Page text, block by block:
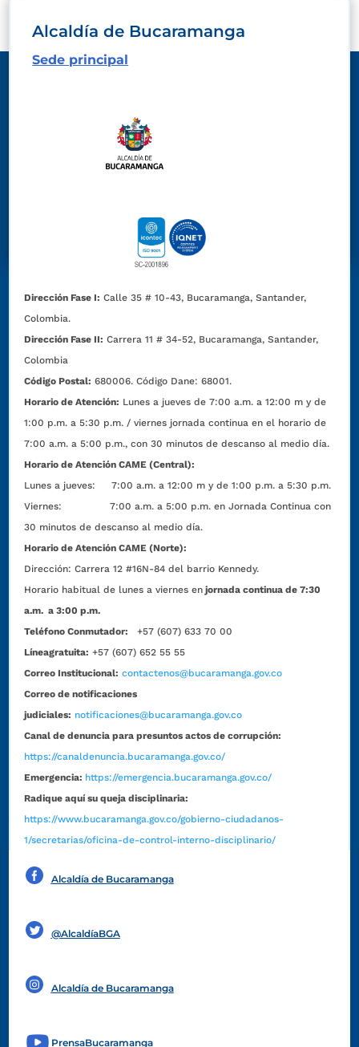
Alcaldía de Bucaramanga
Sede principal
Dirección Fase I: Calle 35 # 10-43, Bucaramanga, Santander,
Colombia.
Dirección Fase II: Carrera 11 # 34-52, Bucaramanga, Santander,
Colombia
Código Postal: 680006. Código Dane: 68001.
Horario de Atención: Lunes a jueves de 7:00 a.m. a 12:00 m y de
1:00 p.m. a 5:30 p.m. / viernes jornada continua en el horario de
7:00 a.m. a 5:00 p.m., con 30 minutos de descanso al medio día.
Horario de Atención CAME (Central):
Lunes a jueves: 7:00 a.m. a 12:00 m y de 1:00 p.m. a 5:30 p.m.
Viernes: 7:00 a.m. a 5:00 p.m. en Jornada Continua con
30 minutos de descanso al medio día.
Horario de Atención CAME (Norte):
Dirección:Carrera 12 #16N-84 del barrio Kennedy.
Horario habitual de lunes a viernes en jornada continua de 7:30
a.m. a 3:00 p.m.
Teléfono Conmutador:
+57 (607) 633 70 00
Líneagratuita: +57 (607) 652 55 55
Correo Institucional: contactenos@bucaramanga.gov.co
Correo de notificaciones
judiciales: notificaciones@bucaramanga.gov.co
Canal de denuncia para presuntos actos de corrupción:
https://canaldenuncia.bucaramanga.gov.co/
Emergencia: https://emergencia.bucaramanga.gov.co/
Radique aquí su queja disciplinaria:
https://www.bucaramanga.gov.co/gobierno-ciudadanos-
1/secretarias/oficina-de-control-interno-disciplinario/
Alcaldía de Bucaramanga
@AlcaldíaBGA
Alcaldía de Bucaramanga
PrensaBucaramanga